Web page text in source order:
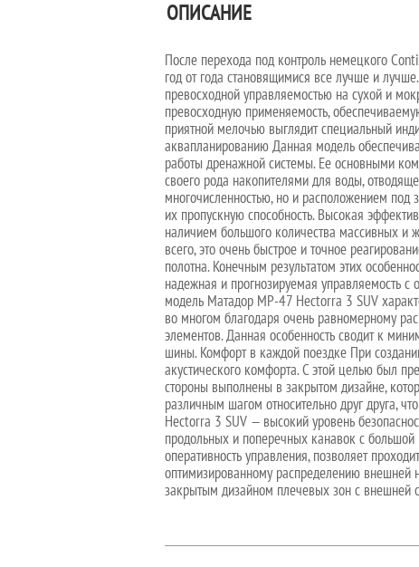
ОПИСАНИЕ
После перехода под контроль немецкого
год от года становящимися все лучше и
превосходной управляемостью на сухой и
превосходную применяемость,
приятной мелочью выглядит специальный
аквапланированию Данная модель
работы дренажной системы. Ее основными
своего рода накопителями для воды,
многочисленностью, но и расположением под
их пропускную способность. Высокая
наличием большого количества массивных
всего, это очень быстрое и точное
полотна. Конечным результатом этих
надежная и прогнозируемая управляемость
модель Матадор MP-47 Hectorra 3 SUV
во многом благодаря очень равномерному
элементов. Данная особенность сводит к
шины. Комфорт в каждой поездке При
акустического комфорта. С этой целью был
стороны выполнены в закрытом дизайне,
различным шагом относительно друг друга,
Hectorra 3 SUV — высокий уровень
продольных и поперечных канавок с большой
оперативность управления, позволяет
оптимизированному распределению внешней
закрытым дизайном плечевых зон с внешней